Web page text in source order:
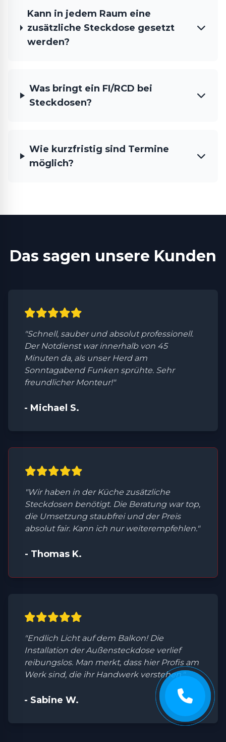
Kann in jedem Raum eine
zusätzliche Steckdose gesetzt
werden?
Was bringt ein FI/RCD bei
Steckdosen?
Wie kurzfristig sind Termine
möglich?
Das sagen unsere Kunden
"Schnell, sauber und absolut professionell.
Der Notdienst war innerhalb von 45
Minuten da, als unser Herd am
Sonntagabend Funken sprühte. Sehr
freundlicher Monteur!"
- Michael S.
"Wir haben in der Küche zusätzliche
Steckdosen benötigt. Die Beratung war top,
die Umsetzung staubfrei und der Preis
absolut fair. Kann ich nur weiterempfehlen."
- Thomas K.
"Endlich Licht auf dem Balkon! Die
Installation der Außensteckdose verlief
reibungslos. Man merkt, dass hier Profis am
Werk sind, die ihr Handwerk verstehen."
- Sabine W.